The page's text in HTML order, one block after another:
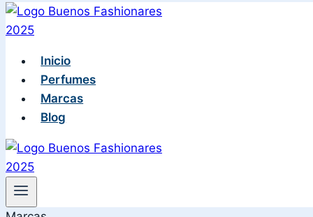
Inicio
Perfumes
Marcas
Blog